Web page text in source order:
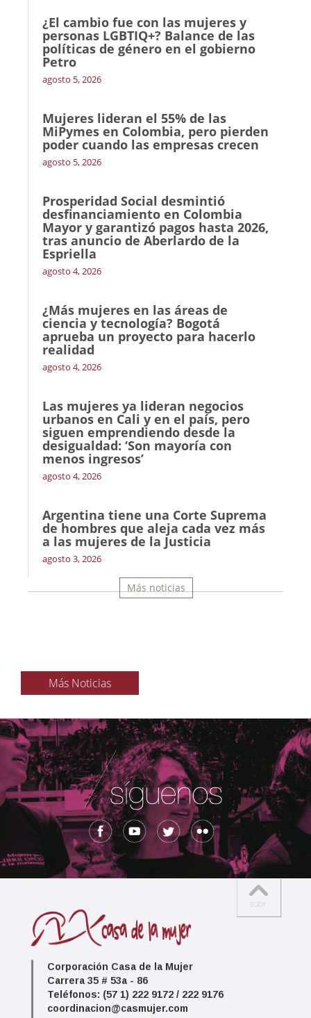
¿El cambio fue con las mujeres y
personas LGBTIQ+? Balance de las
políticas de género en el gobierno
Petro
agosto 5, 2026
Mujeres lideran el 55% de las
MiPymes en Colombia, pero pierden
poder cuando las empresas crecen
agosto 5, 2026
Prosperidad Social desmintió
desfinanciamiento en Colombia
Mayor y garantizó pagos hasta 2026,
tras anuncio de Aberlardo de la
Espriella
agosto 4, 2026
¿Más mujeres en las áreas de
ciencia y tecnología? Bogotá
aprueba un proyecto para hacerlo
realidad
agosto 4, 2026
Las mujeres ya lideran negocios
urbanos en Cali y en el país, pero
siguen emprendiendo desde la
desigualdad: ‘Son mayoría con
menos ingresos’
agosto 4, 2026
Argentina tiene una Corte Suprema
de hombres que aleja cada vez más
a las mujeres de la Justicia
agosto 3, 2026
Más noticias
Más Noticias
Corporación Casa de la Mujer
Carrera 35 # 53a - 86
Teléfonos: (57 1) 222 9172 / 222 9176
coordinacion@casmujer.com